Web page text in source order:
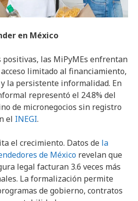
en México
positivas, las MiPyMEs enfrentan
limitado al financiamiento,
la persistente informalidad. En
representó el 24.8% del
de micronegocios sin registro
el INEGI.
el crecimiento. Datos de la
de México revelan que
legal facturan 3.6 veces más
La formalización permite
de gobierno, contratos